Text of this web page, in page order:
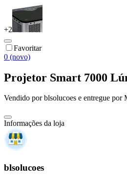
+2
Favoritar
0 (novo)
Projetor Smart 7000
Vendido porblsolucoes e entregue por
Informações da loja
blsolucoes